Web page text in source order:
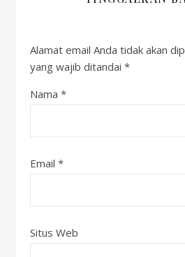
Alamat email Anda tidak akan
yang wajib ditandai *
Nama *
Email *
Situs Web